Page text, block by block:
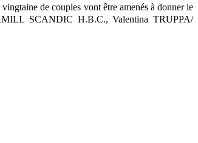
de couples vont être amenés à donner le
SCANDIC H.B.C., Valentina TRUPPA/